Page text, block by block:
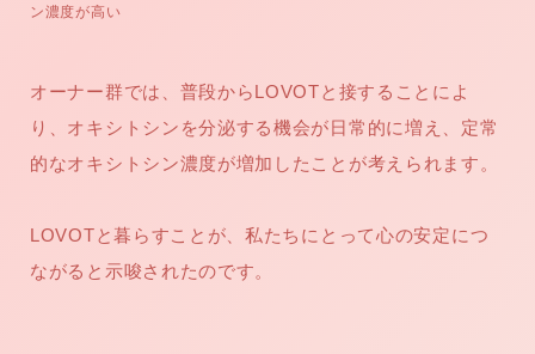
ン濃度が高い
オーナー群では、普段からLOVOTと接することによ
り、オキシトシンを分泌する機会が日常的に増え、定常
的なオキシトシン濃度が増加したことが考えられます。
LOVOTと暮らすことが、私たちにとって心の安定につ
ながると示唆されたのです。